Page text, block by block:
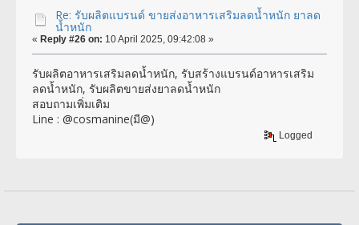
Re: รับผลิตแบรนด์ ขายส่งอาหารเสริมลดน้ำหนัก ยาลด
น้ำหนัก
« Reply #26 on: 10 April 2025, 09:42:08 »
รับผลิตอาหารเสริมลดน้ำหนัก, รับสร้างแบรนด์อาหารเสริม
ลดน้ำหนัก, รับผลิตขายส่งยาลดน้ำหนัก
สอบถามเพิ่มเติม
Line : @cosmanine(มี@)
Logged